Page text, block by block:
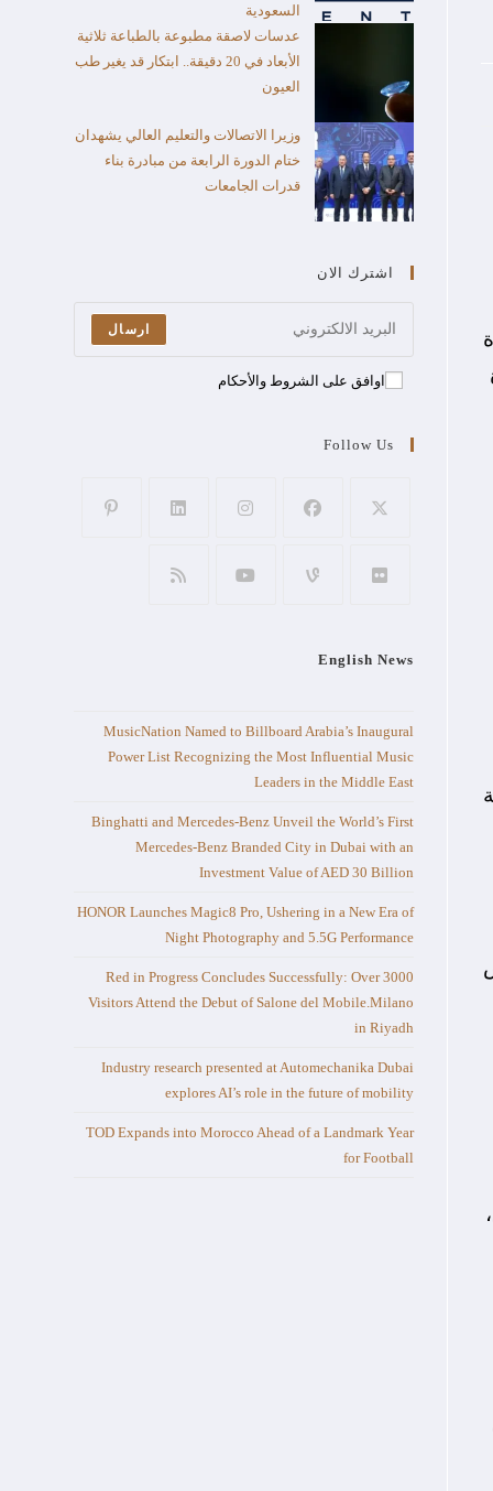
السعودية
عدسات لاصقة مطبوعة بالطباعة ثلاثية
الأبعاد في 20 دقيقة.. ابتكار قد يغير طب
العيون
وزيرا الاتصالات والتعليم العالي يشهدان
ختام الدورة الرابعة من مبادرة بناء
قدرات الجامعات
اشترك الان
ارسال
اوافق على الشروط والأحكام
Follow Us
English News
MusicNation Named to Billboard Arabia’s Inaugural
Power List Recognizing the Most Influential Music
Leaders in the Middle East
Binghatti and Mercedes-Benz Unveil the World’s First
Mercedes-Benz Branded City in Dubai with an
Investment Value of AED 30 Billion
HONOR Launches Magic8 Pro, Ushering in a New Era of
Night Photography and 5.5G Performance
Red in Progress Concludes Successfully: Over 3000
Visitors Attend the Debut of Salone del Mobile.Milano
in Riyadh
Industry research presented at Automechanika Dubai
explores AI’s role in the future of mobility
TOD Expands into Morocco Ahead of a Landmark Year
for Football